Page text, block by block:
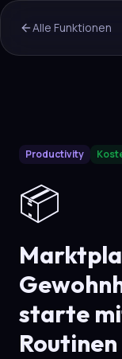
Alle Funktionen
Aura
Productivity
📦
starte
Routinen